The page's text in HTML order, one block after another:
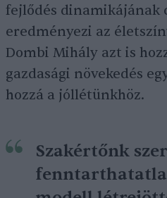
fejlődés dinamikájának
eredményezi az
Dombi Mihály azt is
gazdasági növekedés
hozzá a jóllétünkhöz.
Szakértőnk